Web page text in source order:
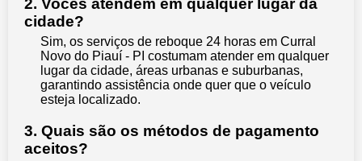
2. Vocês atendem em qualquer lugar da
cidade?
Sim, os serviços de reboque 24 horas em Curral
Novo do Piauí - PI costumam atender em qualquer
lugar da cidade, áreas urbanas e suburbanas,
garantindo assistência onde quer que o veículo
esteja localizado.
3. Quais são os métodos de pagamento
aceitos?